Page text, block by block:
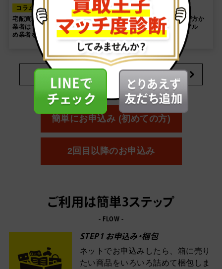
コラム
宅配買取のまとめ売りに最適な
業者は？何でも買い取るおすす
め業者をご紹介
コラム
家具高価買取の秘訣！選び方か
ら準備までの完全マニュアル
おすすめコラムをもっと見る
簡単にお申込み (初めての方)
2回目以降のお申込み
ご利用は簡単3ステップ
- FLOW -
STEP1 お申込み・梱包
ネットでお申込みしたら、箱に売り
たい商品をいろいろ詰めて梱包しま